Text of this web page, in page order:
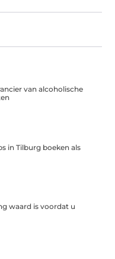
van alcoholische
in Tilburg boeken als
waard is voordat u